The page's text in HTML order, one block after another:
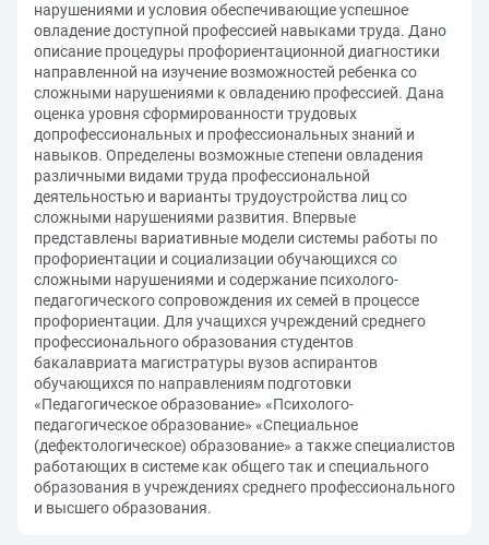
нарушениями и условия обеспечивающие успешное
овладение доступной профессией навыками труда. Дано
описание процедуры профориентационной диагностики
направленной на изучение возможностей ребенка со
сложными нарушениями к овладению профессией. Дана
оценка уровня сформированности трудовых
допрофессиональных и профессиональных знаний и
навыков. Определены возможные степени овладения
различными видами труда профессиональной
деятельностью и варианты трудоустройства лиц со
сложными нарушениями развития. Впервые
представлены вариативные модели системы работы по
профориентации и социализации обучающихся со
сложными нарушениями и содержание психолого-
педагогического сопровождения их семей в процессе
профориентации. Для учащихся учреждений среднего
профессионального образования студентов
бакалавриата магистратуры вузов аспирантов
обучающихся по направлениям подготовки
«Педагогическое образование» «Психолого-
педагогическое образование» «Специальное
(дефектологическое) образование» а также специалистов
работающих в системе как общего так и специального
образования в учреждениях среднего профессионального
и высшего образования.